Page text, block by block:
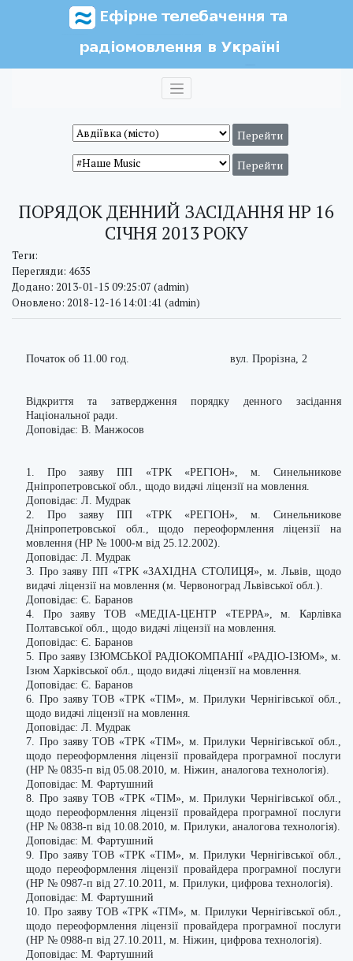
ПОРЯДОК ДЕННИЙ ЗАСІДАННЯ НР 16
СІЧНЯ 2013 РОКУ
Теги:
Перегляди: 4635
Додано: 2013-01-15 09:25:07 (admin)
Оновлено: 2018-12-16 14:01:41 (admin)
Початок об 11.00 год. вул. Прорізна, 2
Відкриття та затвердження порядку денного засідання
Національної ради.
Доповідає: В. Манжосов
1. Про заяву ПП «ТРК «РЕГІОН», м. Синельникове
Дніпропетровської обл., щодо видачі ліцензії на мовлення.
Доповідає: Л. Мудрак
2. Про заяву ПП «ТРК «РЕГІОН», м. Синельникове
Дніпропетровської обл., щодо переоформлення ліцензії на
мовлення (НР № 1000-м від 25.12.2002).
Доповідає: Л. Мудрак
3. Про заяву ПП «ТРК «ЗАХІДНА СТОЛИЦЯ», м. Львів, щодо
видачі ліцензії на мовлення (м. Червоноград Львівської обл.).
Доповідає: Є. Баранов
4. Про заяву ТОВ «МЕДІА-ЦЕНТР «ТЕРРА», м. Карлівка
Полтавської обл., щодо видачі ліцензії на мовлення.
Доповідає: Є. Баранов
5. Про заяву ІЗЮМСЬКОЇ РАДІОКОМПАНІЇ «РАДІО-ІЗЮМ», м.
Ізюм Харківської обл., щодо видачі ліцензії на мовлення.
Доповідає: Є. Баранов
6. Про заяву ТОВ «ТРК «ТІМ», м. Прилуки Чернігівської обл.,
щодо видачі ліцензії на мовлення.
Доповідає: Л. Мудрак
7. Про заяву ТОВ «ТРК «ТІМ», м. Прилуки Чернігівської обл.,
щодо переоформлення ліцензії провайдера програмної послуги
(НР № 0835-п від 05.08.2010, м. Ніжин, аналогова технологія).
Доповідає: М. Фартушний
8. Про заяву ТОВ «ТРК «ТІМ», м. Прилуки Чернігівської обл.,
щодо переоформлення ліцензії провайдера програмної послуги
(НР № 0838-п від 10.08.2010, м. Прилуки, аналогова технологія).
Доповідає: М. Фартушний
9. Про заяву ТОВ «ТРК «ТІМ», м. Прилуки Чернігівської обл.,
щодо переоформлення ліцензії провайдера програмної послуги
(НР № 0987-п від 27.10.2011, м. Прилуки, цифрова технологія).
Доповідає: М. Фартушний
10. Про заяву ТОВ «ТРК «ТІМ», м. Прилуки Чернігівської обл.,
щодо переоформлення ліцензії провайдера програмної послуги
(НР № 0988-п від 27.10.2011, м. Ніжин, цифрова технологія).
Доповідає: М. Фартушний